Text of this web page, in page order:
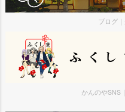
ブログ
かんのやSNS